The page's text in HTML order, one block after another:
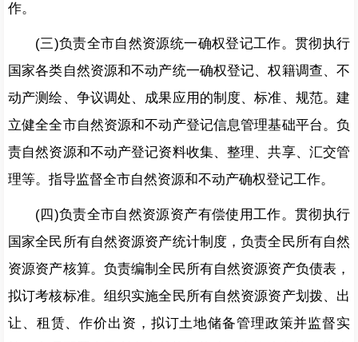
作。
(三)负责全市自然资源统一确权登记工作。贯彻执行
国家各类自然资源和不动产统一确权登记、权籍调查、不
动产测绘、争议调处、成果应用的制度、标准、规范。建
立健全全市自然资源和不动产登记信息管理基础平台。负
责自然资源和不动产登记资料收集、整理、共享、汇交管
理等。指导监督全市自然资源和不动产确权登记工作。
(四)负责全市自然资源资产有偿使用工作。贯彻执行
国家全民所有自然资源资产统计制度，负责全民所有自然
资源资产核算。负责编制全民所有自然资源资产负债表，
拟订考核标准。组织实施全民所有自然资源资产划拨、出
让、租赁、作价出资，拟订土地储备管理政策并监督实